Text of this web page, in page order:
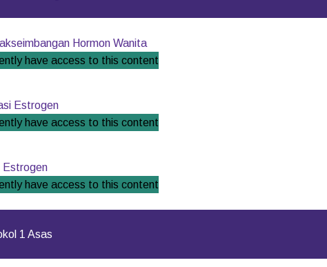
Hormon Wanita
have access to this content
Estrogen
have access to this content
Estrogen
have access to this content
1 Asas